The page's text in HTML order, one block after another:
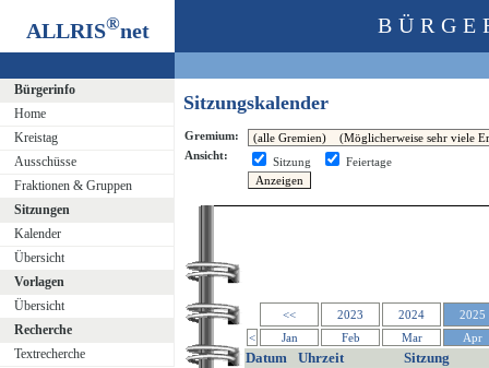
ALLRIS®net
Bürgerinfo
Home
Kreistag
Ausschüsse
Fraktionen & Gruppen
Sitzungen
Kalender
Übersicht
Vorlagen
Übersicht
Recherche
Textrecherche
Sitzungskalender
Gremium:
Ansicht:
Sitzung Feiertage
<< 2023 2024
2025
<
Jan Feb Mar Apr
Datum Uhrzeit Sitzung